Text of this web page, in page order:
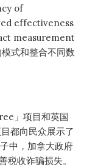
of
effectiveness
measurement
式和整合不同数
」项目和英国
都向民众展示了
中，加拿大政府
税收诈骗损失。